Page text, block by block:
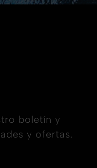
boletín y
y ofertas.